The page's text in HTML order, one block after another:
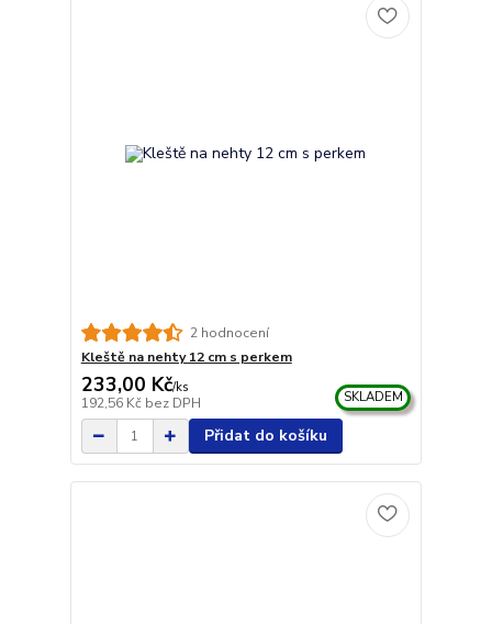
2 hodnocení
Kleště na nehty 12 cm s perkem
233,00 Kč/ks
192,56 Kč bez DPH SKLADEM
Přidat do košíku